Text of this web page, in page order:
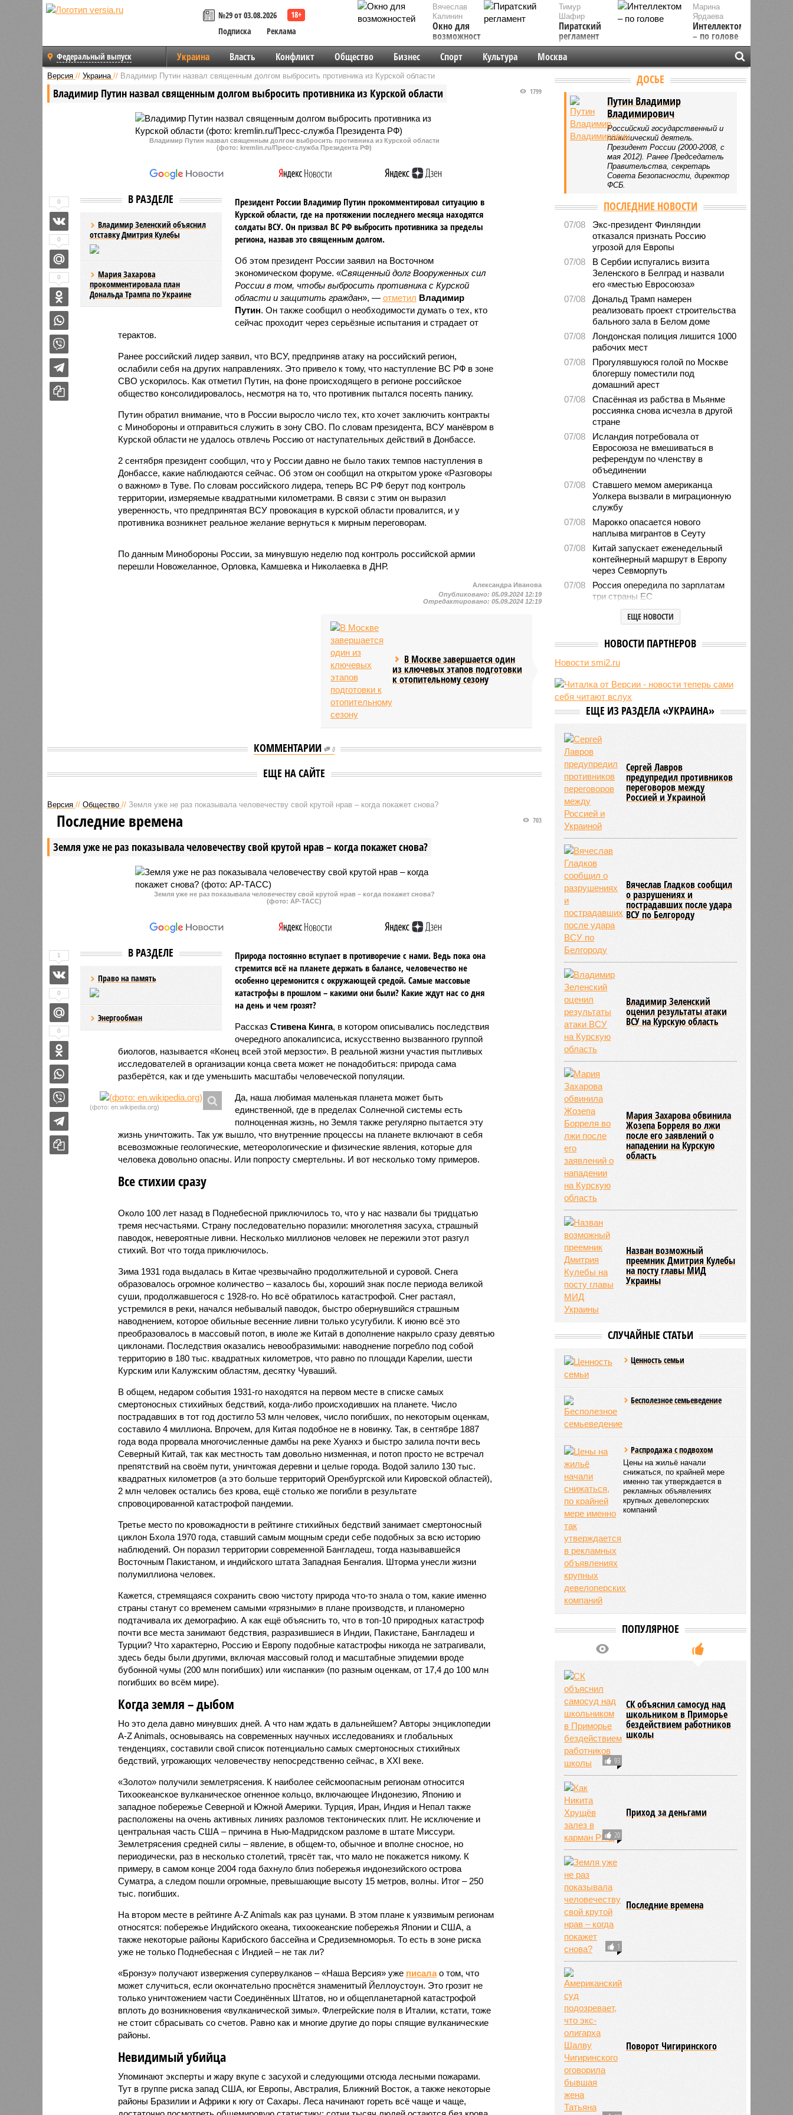
№29 от 03.08.2026
Подписка
Реклама
Вячеслав
Калинин
Окно для
возможностей
Марина
Ярдаева
Интеллектом
– по голове
Тимур
Шафир
Пиратский
регламент
Федеральный выпуск Украина Власть Конфликт Общество Бизнес Спорт Культура Москва
Версия // Украина // Владимир Путин назвал священным долгом выбросить противника из Курской области
Владимир Путин назвал священным долгом выбросить противника из Курской области 1799
Владимир Путин назвал священным долгом выбросить противника из Курской области
(фото: kremlin.ru/Пресс-служба Президента РФ)
В РАЗДЕЛЕ
Владимир Зеленский объяснил
отставку Дмитрия Кулебы
Мария Захарова
прокомментировала план
Дональда Трампа по Украине
Президент России Владимир Путин прокомментировал ситуацию в
Курской области, где на протяжении последнего месяца находятся
солдаты ВСУ. Он призвал ВС РФ выбросить противника за пределы
региона, назвав это священным долгом.
Об этом президент России заявил на Восточном
экономическом форуме. «Священный долг Вооруженных сил
России в том, чтобы выбросить противника с Курской
области и защитить граждан», — отметил Владимир
Путин. Он также сообщил о необходимости думать о тех, кто
сейчас проходит через серьёзные испытания и страдает от
терактов.
Ранее российский лидер заявил, что ВСУ, предприняв атаку на российский регион,
ослабили себя на других направлениях. Это привело к тому, что наступление ВС РФ в зоне
СВО ускорилось. Как отметил Путин, на фоне происходящего в регионе российское
общество консолидировалось, несмотря на то, что противник пытался посеять панику.
Путин обратил внимание, что в России выросло число тех, кто хочет заключить контракты
с Минобороны и отправиться служить в зону СВО. По словам президента, ВСУ манёвром в
Курской области не удалось отвлечь Россию от наступательных действий в Донбассе.
2 сентября президент сообщил, что у России давно не было таких темпов наступления в
Донбассе, какие наблюдаются сейчас. Об этом он сообщил на открытом уроке «Разговоры
о важном» в Туве. По словам российского лидера, теперь ВС РФ берут под контроль
территории, измеряемые квадратными километрами. В связи с этим он выразил
уверенность, что предпринятая ВСУ провокация в курской области провалится, и у
противника возникнет реальное желание вернуться к мирным переговорам.
По данным Минобороны России, за минувшую неделю под контроль российской армии
перешли Новожеланное, Орловка, Камшевка и Николаевка в ДНР.
0
0
0
Александра Иванова
Опубликовано:05.09.2024 12:19
Отредактировано:05.09.2024 12:19
В Москве завершается один
из ключевых этапов подготовки
к отопительному сезону
КОММЕНТАРИИ 0
ЕЩЕ НА САЙТЕ
Версия // Общество // Земля уже не раз показывала человечеству свой крутой нрав – когда покажет снова?
Земля уже не раз показывала человечеству свой крутой нрав – когда покажет снова?
703
Последние времена
Земля уже не раз показывала человечеству свой крутой нрав – когда покажет снова?
(фото: АР-ТАСС)
В РАЗДЕЛЕ
Право на память
Энергообман
Природа постоянно вступает в противоречие с нами. Ведь пока она
стремится всё на планете держать в балансе, человечество не
особенно церемонится с окружающей средой. Самые массовые
катастрофы в прошлом – какими они были? Какие ждут нас со дня
на день и чем грозят?
Рассказ Стивена Кинга, в котором описывались последствия
очередного апокалипсиса, искусственно вызванного группой
биологов, называется «Конец всей этой мерзости». В реальной жизни участия пытливых
исследователей в организации конца света может не понадобиться: природа сама
разберётся, как и где уменьшить масштабы человеческой популяции.
(фото: en.wikipedia.org)
Да, наша любимая маленькая планета может быть
единственной, где в пределах Солнечной системы есть
полноценная жизнь, но Земля также регулярно пытается эту
жизнь уничтожить. Так уж вышло, что внутренние процессы на планете включают в себя
всевозможные геологические, метеорологические и физические явления, которые для
человека довольно опасны. Или попросту смертельны. И вот несколько тому примеров.
Все стихии сразу
Около 100 лет назад в Поднебесной приключилось то, что у нас назвали бы тридцатью
тремя несчастьями. Страну последовательно поразили: многолетняя засуха, страшный
паводок, невероятные ливни. Несколько миллионов человек не пережили этот разгул
стихий. Вот что тогда приключилось.
Зима 1931 года выдалась в Китае чрезвычайно продолжительной и суровой. Снега
образовалось огромное количество – казалось бы, хороший знак после периода великой
суши, продолжавшегося с 1928-го. Но всё обратилось катастрофой. Снег растаял,
устремился в реки, начался небывалый паводок, быстро обернувшийся страшным
наводнением, которое обильные весенние ливни только усугубили. К июню всё это
преобразовалось в массовый потоп, в июле же Китай в дополнение накрыло сразу девятью
циклонами. Последствия оказались невообразимыми: наводнение погребло под собой
территорию в 180 тыс. квадратных километров, что равно по площади Карелии, шести
Курским или Калужским областям, десятку Чуваший.
В общем, недаром события 1931-го находятся на первом месте в списке самых
смертоносных стихийных бедствий, когда-либо происходивших на планете. Число
пострадавших в тот год достигло 53 млн человек, число погибших, по некоторым оценкам,
составило 4 миллиона. Впрочем, для Китая подобное не в новинку. Так, в сентябре 1887
года вода прорвала многочисленные дамбы на реке Хуанхэ и быстро залила почти весь
Северный Китай, так как местность там довольно низменная, и потоп просто не встречал
препятствий на своём пути, уничтожая деревни и целые города. Водой залило 130 тыс.
квадратных километров (а это больше территорий Оренбургской или Кировской областей),
2 млн человек остались без крова, ещё столько же погибли в результате
спровоцированной катастрофой пандемии.
Третье место по кровожадности в рейтинге стихийных бедствий занимает смертоносный
циклон Бхола 1970 года, ставший самым мощным среди себе подобных за всю историю
наблюдений. Он поразил территории современной Бангладеш, тогда называвшейся
Восточным Пакистаном, и индийского штата Западная Бенгалия. Шторма унесли жизни
полумиллиона человек.
Кажется, стремящаяся сохранить свою чистоту природа что-то знала о том, какие именно
страны станут со временем самыми «грязными» в плане производств, и планомерно
подтачивала их демографию. А как ещё объяснить то, что в топ-10 природных катастроф
почти все места занимают бедствия, разразившиеся в Индии, Пакистане, Бангладеш и
Турции? Что характерно, Россию и Европу подобные катастрофы никогда не затрагивали,
здесь беды были другими, включая массовый голод и масштабные эпидемии вроде
бубонной чумы (200 млн погибших) или «испанки» (по разным оценкам, от 17,4 до 100 млн
погибших во всём мире).
Когда земля – дыбом
Но это дела давно минувших дней. А что нам ждать в дальнейшем? Авторы энциклопедии
A-Z Animals, основываясь на современных научных исследованиях и глобальных
тенденциях, составили свой список потенциально самых смертоносных стихийных
бедствий, угрожающих человечеству непосредственно сейчас, в XXI веке.
«Золото» получили землетрясения. К наиболее сейсмоопасным регионам относится
Тихоокеанское вулканическое огненное кольцо, включающее Индонезию, Японию и
западное побережье Северной и Южной Америки. Турция, Иран, Индия и Непал также
расположены на очень активных линиях разломов тектонических плит. Не исключение и
центральная часть США – причина в Нью-Мадридском разломе в штате Миссури.
Землетрясения средней силы – явление, в общем-то, обычное и вполне сносное, но
периодически, раз в несколько столетий, трясёт так, что мало не покажется никому. К
примеру, в самом конце 2004 года бахнуло близ побережья индонезийского острова
Суматра, а следом пошли огромные, превышающие высоту 15 метров, волны. Итог – 250
тыс. погибших.
На втором месте в рейтинге A-Z Animals как раз цунами. В этом плане к уязвимым регионам
относятся: побережье Индийского океана, тихо­океанские побережья Японии и США, а
также некоторые районы Карибского бассейна и Средиземноморья. То есть в зоне риска
уже не только Поднебесная с Индией – не так ли?
«Бронзу» получают извержения супервулканов – «Наша Версия» уже писалао том, что
может случиться, если окончательно проснётся знаменитый Йеллоустоун. Это грозит не
только уничтожением части Соединённых Штатов, но и общепланетарной катастрофой
вплоть до возникновения «вулканической зимы». Флегрейские поля в Италии, кстати, тоже
не стоит сбрасывать со счетов. Равно как и многие другие до поры спящие вулканические
районы.
Невидимый убийца
Упоминают эксперты и жару вкупе с засухой и следующими отсюда лесными пожарами.
Тут в группе риска запад США, юг Европы, Австралия, Ближний Восток, а также некоторые
районы Бразилии и Африки к югу от Сахары. Леса начинают гореть всё чаще и чаще,
1
0
0
ДОСЬЕ
Путин Владимир
Владимирович
Российский государственный и
политический деятель.
Президент России (2000-2008, с
мая 2012). Ранее Председатель
Правительства, секретарь
Совета Безопасности, директор
ФСБ.
ПОСЛЕДНИЕ НОВОСТИ
07/08
Экс-президент Финляндии
отказался признать Россию
угрозой для Европы
07/08
В Сербии испугались визита
Зеленского в Белград и назвали
его «местью Евросоюза»
07/08
Дональд Трамп намерен
реализовать проект строительства
бального зала в Белом доме
07/08
Лондонская полиция лишится 1000
рабочих мест
07/08
Прогулявшуюся голой по Москве
блогершу поместили под
домашний арест
07/08
Спасённая из рабства в Мьянме
россиянка снова исчезла в другой
стране
07/08
Исландия потребовала от
Евросоюза не вмешиваться в
референдум по членству в
объединении
07/08
Ставшего мемом американца
Уолкера вызвали в миграционную
службу
07/08
Марокко опасается нового
наплыва мигрантов в Сеуту
07/08
Китай запускает еженедельный
контейнерный маршрут в Европу
через Севморпуть
07/08
Россия опередила по зарплатам
три страны ЕС
Александр Лукашенко призвал
белорусов скупать пустующие
07/08
Девушка объяснила убийство
трёхмесячного сына
увеличение пенсий детям,
потерявшим родителей
07/08
Финляндия захотела использовать
России
ЕЩЕ НОВОСТИ
НОВОСТИ ПАРТНЕРОВ
Новости smi2.ru
ЕЩЕ ИЗ РАЗДЕЛА «УКРАИНА»
Сергей Лавров
предупредил противников
переговоров между
Россией и Украиной
Вячеслав Гладков сообщил
о разрушениях и
пострадавших после удара
ВСУ по Белгороду
Владимир Зеленский
оценил результаты атаки
ВСУ на Курскую область
Мария Захарова обвинила
Жозепа Борреля во лжи
после его заявлений о
нападении на Курскую
область
Назван возможный
преемник Дмитрия Кулебы
на посту главы МИД
Украины
СЛУЧАЙНЫЕ СТАТЬИ
Ценность семьи
Бесполезное семьеведение
Распродажа с подвохом
Цены на жильё начали
снижаться, по крайней мере
именно так утверждается в
рекламных объявлениях
крупных девелоперских
компаний
ПОПУЛЯРНОЕ
93
СК объяснил самосуд над
школьником в Приморье
бездействием работников
школы
20
Приход за деньгами
1
Последние времена
Поворот Чигиринского